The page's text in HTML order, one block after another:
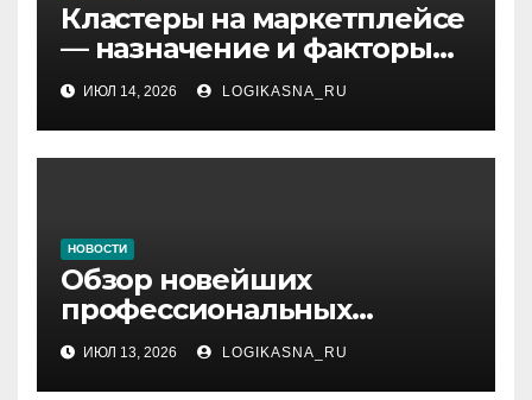
Кластеры на маркетплейсе
— назначение и факторы
ранжирования складов
ИЮЛ 14, 2026 LOGIKASNA_RU
НОВОСТИ
Обзор новейших
профессиональных
материалов и
инструментов
ИЮЛ 13, 2026 LOGIKASNA_RU